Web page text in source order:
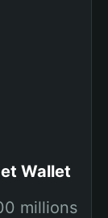
Wallet
millions